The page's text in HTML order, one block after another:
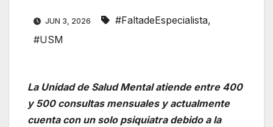
JUN 3, 2026 #FaltadeEspecialista,
#USM
La Unidad de Salud Mental atiende entre 400
y 500 consultas mensuales y actualmente
cuenta con un solo psiquiatra debido a la